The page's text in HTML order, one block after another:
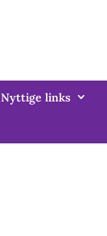
Nyttige links